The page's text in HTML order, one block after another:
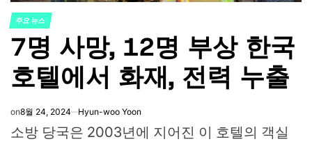
POSTED
IN
주요 뉴스
7명 사망, 12명 부상 한국
호텔에서 화재, 전력 누출
on8월 24, 2024 Hyun-woo Yoon
소방 당국은 2003년에 지어진 이 호텔의 객실